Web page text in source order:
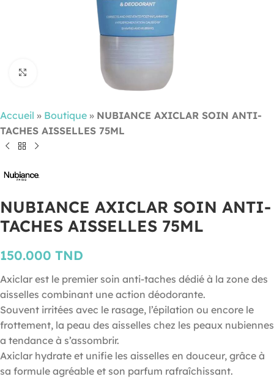
Cliquez pour agrandir
Accueil » Boutique » NUBIANCE AXICLAR SOIN ANTI-
TACHES AISSELLES 75ML
NUBIANCE AXICLAR SOIN ANTI-
TACHES AISSELLES 75ML
150.000 TND
Axiclar est le premier soin anti-taches dédié à la zone des
aisselles combinant une action déodorante.
Souvent irritées avec le rasage, l’épilation ou encore le
frottement, la peau des aisselles chez les peaux nubiennes
a tendance à s’assombrir.
Axiclar hydrate et unifie les aisselles en douceur, grâce à
sa formule agréable et son parfum rafraîchissant.